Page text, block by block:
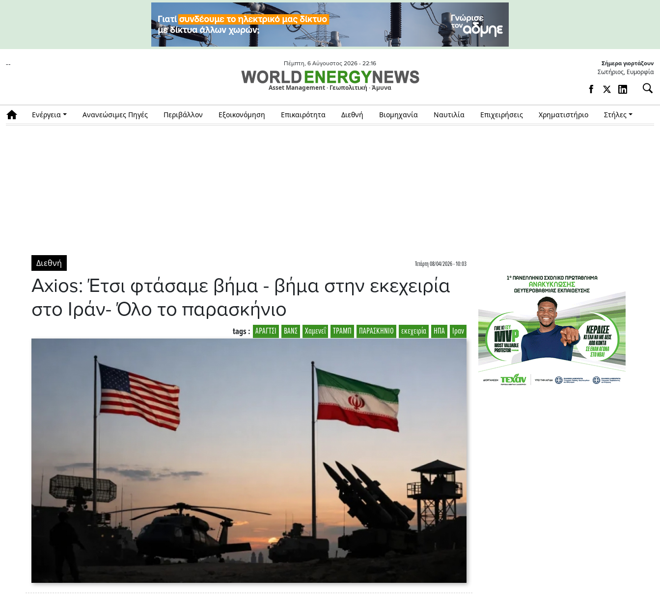
-- Πέμπτη, 6 Αύγουστος 2026 - 22:16
Asset Management · Γεωπολιτική · Άμυνα
Σήμερα γιορτάζουν
Σωτήριος, Ευμορφία
Ενέργεια Ανανεώσιμες Πηγές Περιβάλλον Εξοικονόμηση Επικαιρότητα Διεθνή Βιομηχανία Ναυτιλία Επιχειρήσεις Χρηματιστήριο Στήλες
Διεθνή Τετάρτη 08/04/2026 - 10:03
Axios: Έτσι φτάσαμε βήμα - βήμα στην εκεχειρία
στο Ιράν- Όλο το παρασκήνιο
Ιραν
ΗΠΑ
εκεχειρία
ΠΑΡΑΣΚΗΝΙΟ
ΤΡΑΜΠ
Χαμενεΐ
ΒΑΝΣ
ΑΡΑΓΤΣΙ
tags :